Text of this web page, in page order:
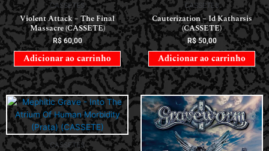
CASSETES
Violent Attack – The Final
Massacre (CASSETE)
R$60,00
Adicionar ao carrinho
CASSETES
Cauterization – Id Katharsis
(CASSETE)
R$50,00
Adicionar ao carrinho
CASSETES